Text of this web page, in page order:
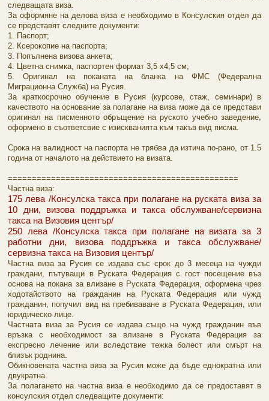
следващата виза.
За оформяне на делова виза е необходимо в Консулския отдел да
се представят следните документи:
1. Паспорт;
2. Ксерокопие на паспорта;
3. Попълнена визова анкета;
4. Цветна снимка, паспортен формат 3,5 х4,5 см;
5. Оригинал на поканата на бланка на ФМС (Федерална
Миграционна Служба) на Русия.
За краткосрочно обучение в Русия (курсове, стаж, семинари) в
качеството на основание за полагане на виза може да се представи
оригинал на писменното обръщение на руското учебно заведение,
оформено в съответсвие с изискванията към такъв вид писма.
Срока на валидност на паспорта не трябва да изтича по-рано, от 1.5
година от началото на действието на визата.
================================================
Частна виза:
175 лева /Консулска такса при полагане на руската виза за
10 дни, визова поддръжка и такса обслужване/сервизна
такса на Визовия център/
250 лева /Консулска такса при полагане на визата за 3
работни дни, визова поддръжка и такса обслужване/
сервизна такса на Визовия център/
Частна виза за Русия се издава със срок до 3 месеца на чужди
граждани, пътуващи в Руската Федерация с гост посещение въз
основа на покана за влизане в Руската Федерация, оформена чрез
ходотайството на гражданин на Руската Федерация или чужд
гражданин, попучил вид на пребиваване в Руската Федерация, или
юридическо лице.
Частната виза за Русия се издава също на чужд гражданин във
връзка с необходимост за влизане в Руската Федерация за
експресно лечение или вследствие тежка болест или смърт на
близък роднина.
Обикновената частна виза за Русия може да бъде еднократна или
двукратна.
За полагането на частна виза е необходимо да се предоставят в
консулския отдел следващите документи: